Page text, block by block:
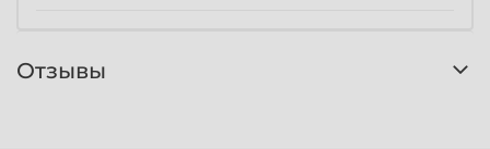
Отзывы